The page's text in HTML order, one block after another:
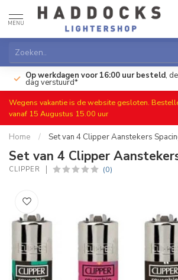
MENU
Op werkdagen voor 16:00 uur besteld,
dag verstuurd*
Wegens vakantie is de website gesloten.
vanaf 15 Augustus 15.00 uur
Home / Set van 4 Clipper Aanstekers
Set van 4 Clipper
CLIPPER (0)